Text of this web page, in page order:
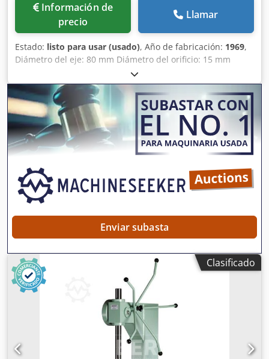
Información de
precio
Llamar
Estado: listo para usar (usado), Año de fabricación: 1969,
Diámetro del eje: 80 mm Diámetro del orificio: 15 mm
Carrera aproximada: 550 mm Voladizo: 250 mm Tamaño de
la mesa: 300 x 370 mm Dodpfx Aijzh Ibpe Rsck Abertura en
la mesa: 85 mm Espacio requerido: 1000 x 800 x 2000 mm
Enviar subasta
Clasificado